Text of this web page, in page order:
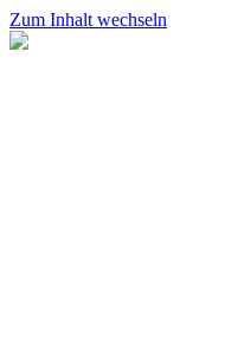
Zum Inhalt wechseln